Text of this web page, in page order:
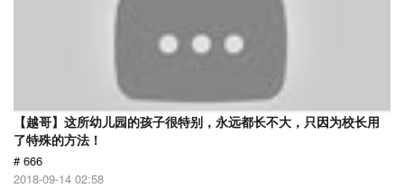
【越哥】这所幼儿园的孩子很特别，永远都长不大，只因为校长用
了特殊的方法！
# 666
2018-09-14 02:58